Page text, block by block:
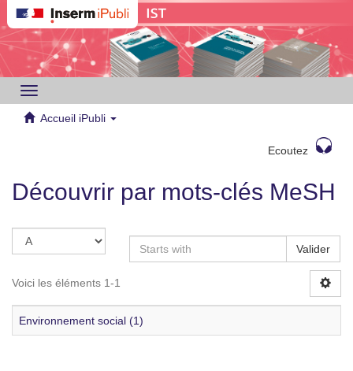
Toggle
navigation
Accueil iPubli
Ecoutez
Découvrir par mots-clés MeSH
Valider
Voici les éléments 1-1
Environnement social (1)